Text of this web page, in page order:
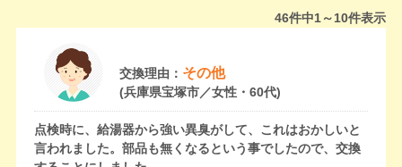
46件中1～10件表示
交換理由： その他
(兵庫県宝塚市／女性・60代)
点検時に、給湯器から強い異臭がして、これはおかしいと
言われました。部品も無くなるという事でしたので、交換